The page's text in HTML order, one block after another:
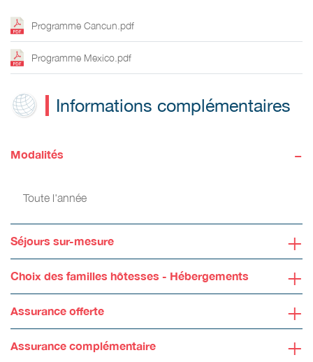
Programme Cancun.pdf
Programme Mexico.pdf
Informations complémentaires
Modalités -
Toute l'année
Séjours sur-mesure +
Choix des familles hôtesses - Hébergements +
Assurance offerte +
Assurance complémentaire +